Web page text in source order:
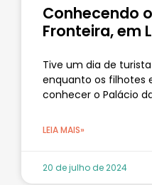
Conhecendo
Fronteira, em
Tive um dia de
enquanto os filhotes
conhecer o Palácio
LEIA MAIS»
20 de julho de 2024